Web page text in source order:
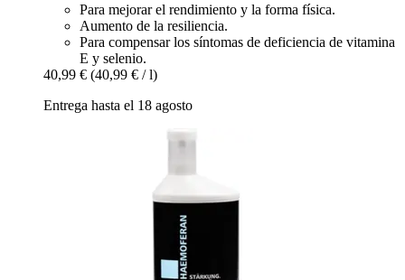
Para mejorar el rendimiento y la forma física.
Aumento de la resiliencia.
Para compensar los síntomas de deficiencia de vitamina
E y selenio.
40,99 € (40,99 € / l)
Entrega hasta el 18 agosto